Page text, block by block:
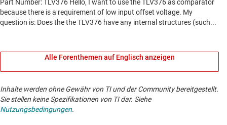
Alle Forenthemen auf Englisch anzeigen
Inhalte werden ohne Gewähr von TI und der Community bereitgestellt.
Sie stellen keine Spezifikationen von TI dar. Siehe
Nutzungsbedingungen.